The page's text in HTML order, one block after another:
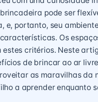
pode ser
e, portanto, seu
Os
estes critérios. Neste
de brincar ao ar
as maravilhas da
a aprender enquanto